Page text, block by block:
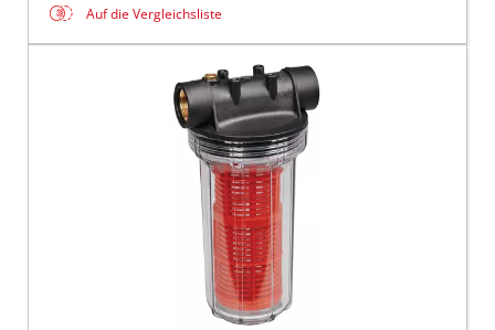
Auf die Vergleichsliste